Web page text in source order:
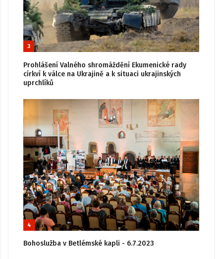
3
Prohlášení Valného shromáždění Ekumenické rady
církví k válce na Ukrajině a k situaci ukrajinských
uprchlíků
4
Bohoslužba v Betlémské kapli - 6.7.2023